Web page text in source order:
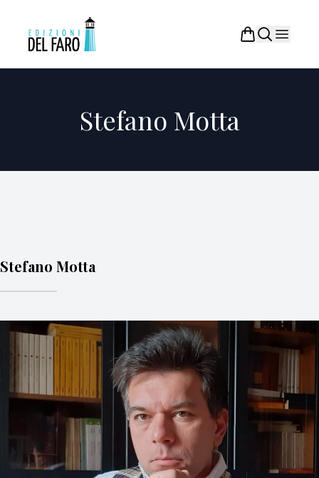
Stefano Motta
Stefano Motta